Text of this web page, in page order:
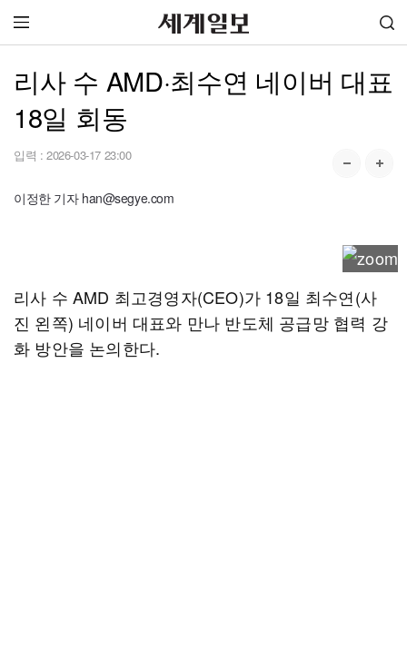
리사 수 AMD·최수연 네이버 대표
18일 회동
입력 : 2026-03-17 23:00
이정한 기자 han@segye.com
리사 수 AMD 최고경영자(CEO)가 18일 최수연(사
진 왼쪽) 네이버 대표와 만나 반도체 공급망 협력 강
화 방안을 논의한다.